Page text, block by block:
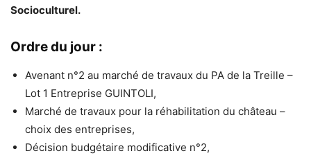
Socioculturel.
Ordre du jour :
Avenant n°2 au marché de travaux du PA de la Treille –
Lot 1 Entreprise GUINTOLI,
Marché de travaux pour la réhabilitation du château –
choix des entreprises,
Décision budgétaire modificative n°2,